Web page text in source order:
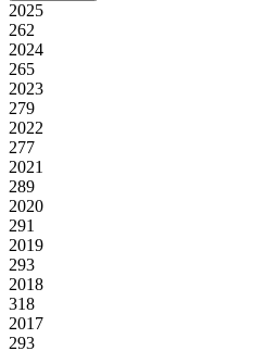
2025
262
2024
265
2023
279
2022
277
2021
289
2020
291
2019
293
2018
318
2017
293